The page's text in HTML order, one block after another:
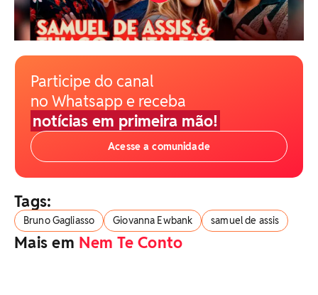
Participe do canal
no Whatsapp e receba
notícias em primeira mão!
Acesse a comunidade
Tags:
Bruno Gagliasso Giovanna Ewbank samuel de assis
Mais em Nem Te Conto